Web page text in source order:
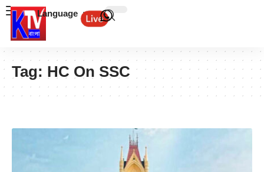
Language
Tag: HC On SSC